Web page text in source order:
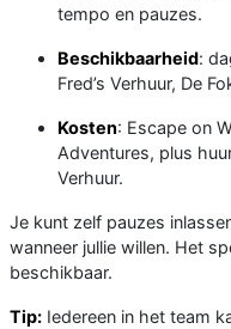
tempo en pauzes.
Beschikbaarheid:
Fred’s Verhuur, De
Kosten: Escape on
Adventures, plus
Verhuur.
Je kunt zelf pauzes
wanneer jullie willen. Het
beschikbaar.
Tip: Iedereen in het team